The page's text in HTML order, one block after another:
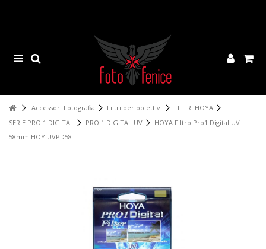
Accessori Fotografia Filtri per obiettivi
FILTRI HOYA
SERIE PRO 1 DIGITAL
PRO 1 DIGITAL UV
HOYA Filtro Pro1 Digital UV
58mm HOY UVPD58